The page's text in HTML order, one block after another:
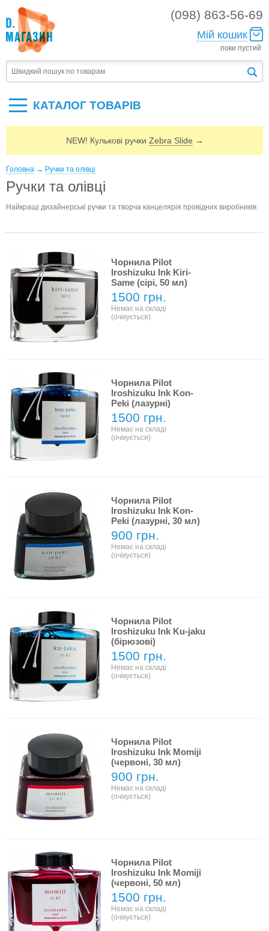
(098) 863-56-69
Мій кошик
поки пустий
КАТАЛОГ ТОВАРIВ
NEW! Кулькові ручки Zebra Slide →
Головна → Ручки та олівці
Ручки та олівці
Найкращі дизайнерські ручки та творча канцелярія провідних виробників
Чорнила Pilot
Iroshizuku Ink Kiri-
Same (сірі, 50 мл)
1500 грн.
Немає на складі
(очікується)
Чорнила Pilot
Iroshizuku Ink Kon-
Peki (лазурні)
1500 грн.
Немає на складі
(очікується)
Чорнила Pilot
Iroshizuku Ink Kon-
Peki (лазурні, 30 мл)
900 грн.
Немає на складі
(очікується)
Чорнила Pilot
Iroshizuku Ink Ku-jaku
(бірюзові)
1500 грн.
Немає на складі
(очікується)
Чорнила Pilot
Iroshizuku Ink Momiji
(червоні, 30 мл)
900 грн.
Немає на складі
(очікується)
Чорнила Pilot
Iroshizuku Ink Momiji
(червоні, 50 мл)
1500 грн.
Немає на складі
(очікується)